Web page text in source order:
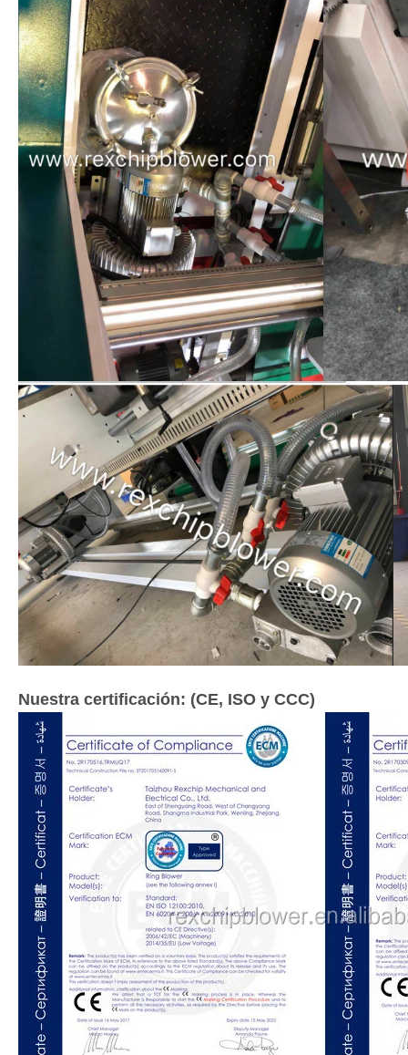
Nuestra certificación: (CE, ISO y CCC)